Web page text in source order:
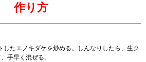
作り方
したエノキダケを炒める。しんなりしたら、生ク
手早く混ぜる。